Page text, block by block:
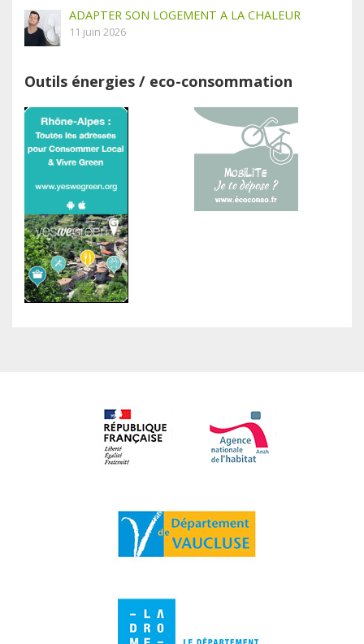
ADAPTER SON LOGEMENT A LA CHALEUR
11 juin 2026
Outils énergies / eco-consommation